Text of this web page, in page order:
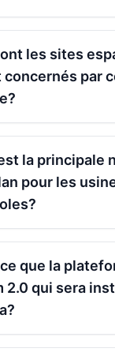
les sites
concernés par
la principale
pour les
que la
2.0 qui sera